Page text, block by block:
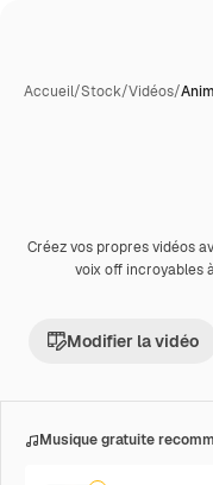
Accueil/Stock/Vidéos/
Premium
Créez vos propres vidéos
voix off incroyables
Modifier la vidéo
Musique gratuite